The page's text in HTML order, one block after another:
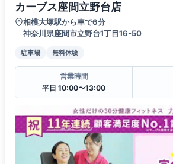
カーブス座間立野台店
相模大塚駅から車で6分
神奈川県座間市立野台1丁目16-50
駐車場 無料体験
営業時間
平日 10:00〜13:00